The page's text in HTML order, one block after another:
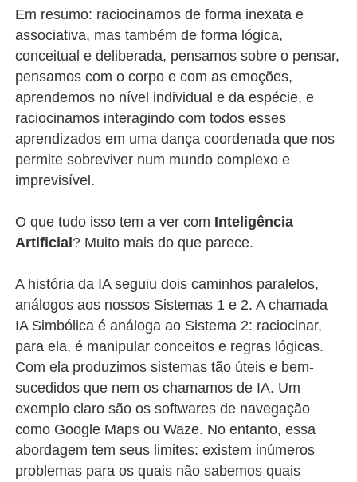
Em resumo: raciocinamos de forma inexata e
associativa, mas também de forma lógica,
conceitual e deliberada, pensamos sobre o pensar,
pensamos com o corpo e com as emoções,
aprendemos no nível individual e da espécie, e
raciocinamos interagindo com todos esses
aprendizados em uma dança coordenada que nos
permite sobreviver num mundo complexo e
imprevisível.
O que tudo isso tem a ver com Inteligência
Artificial ? Muito mais do que parece.
A história da IA seguiu dois caminhos paralelos,
análogos aos nossos Sistemas 1 e 2. A chamada
IA Simbólica é análoga ao Sistema 2: raciocinar,
para ela, é manipular conceitos e regras lógicas.
Com ela produzimos sistemas tão úteis e bem-
sucedidos que nem os chamamos de IA. Um
exemplo claro são os softwares de navegação
como Google Maps ou Waze. No entanto, essa
abordagem tem seus limites: existem inúmeros
problemas para os quais não sabemos quais